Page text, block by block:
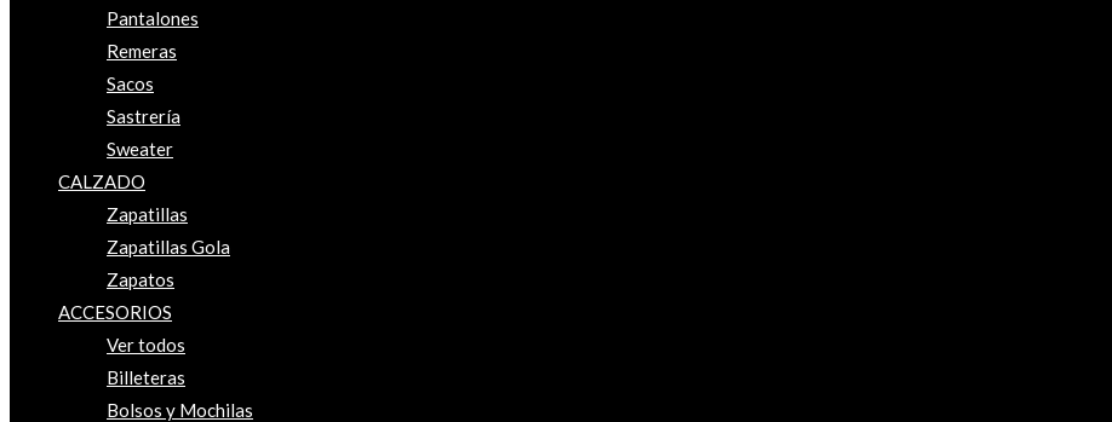
Pantalones
Remeras
Sacos
Sastrería
Sweater
CALZADO
Zapatillas
Zapatillas Gola
Zapatos
ACCESORIOS
Ver todos
Billeteras
Bolsos y Mochilas